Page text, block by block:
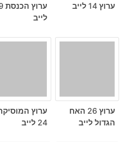
ערוץ 14 לייב
לייב
ערוץ 26 האח
הגדול לייב
ערוץ
24 לייב